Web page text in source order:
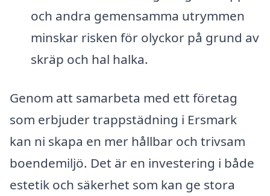
och andra gemensamma utrymmen
minskar risken för olyckor på grund av
skräp och hal halka.
Genom att samarbeta med ett företag
som erbjuder trappstädning i Ersmark
kan ni skapa en mer hållbar och trivsam
boendemiljö. Det är en investering i både
estetik och säkerhet som kan ge stora